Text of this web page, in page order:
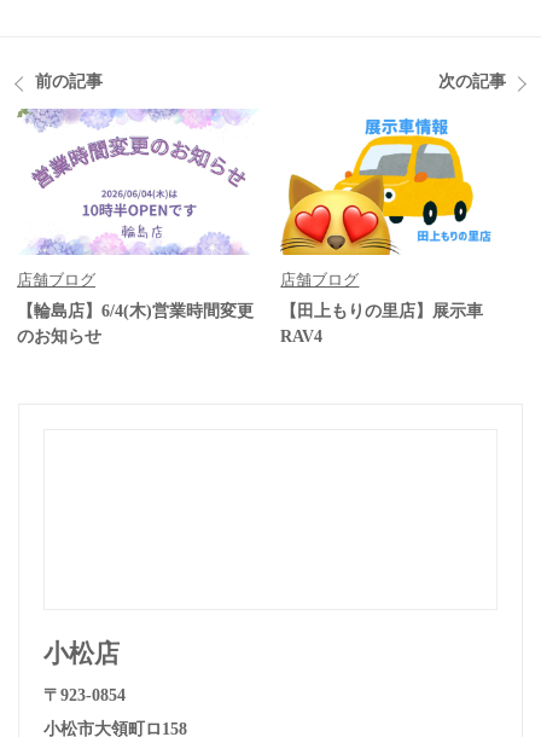
前の記事
店舗ブログ
【輪島店】6/4(木)営業時間変更
のお知らせ
次の記事
店舗ブログ
【田上もりの里店】展示車
RAV4
小松店
〒923-0854
小松市大領町ロ158